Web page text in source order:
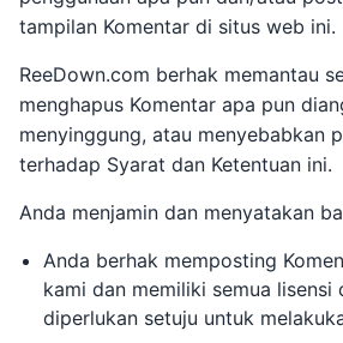
tampilan Komentar di situs web ini.
ReeDown.com berhak memantau
menghapus Komentar apa pun
menyinggung, atau menyebabkan
terhadap Syarat dan Ketentuan ini.
Anda menjamin dan menyatakan
Anda berhak memposting
kami dan memiliki semua lisensi
diperlukan setuju untuk